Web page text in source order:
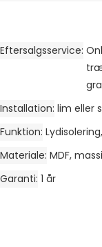
Eftersalgsservice
Installation lim eller
Funktion
Materiale MDF,
Garanti 1 år